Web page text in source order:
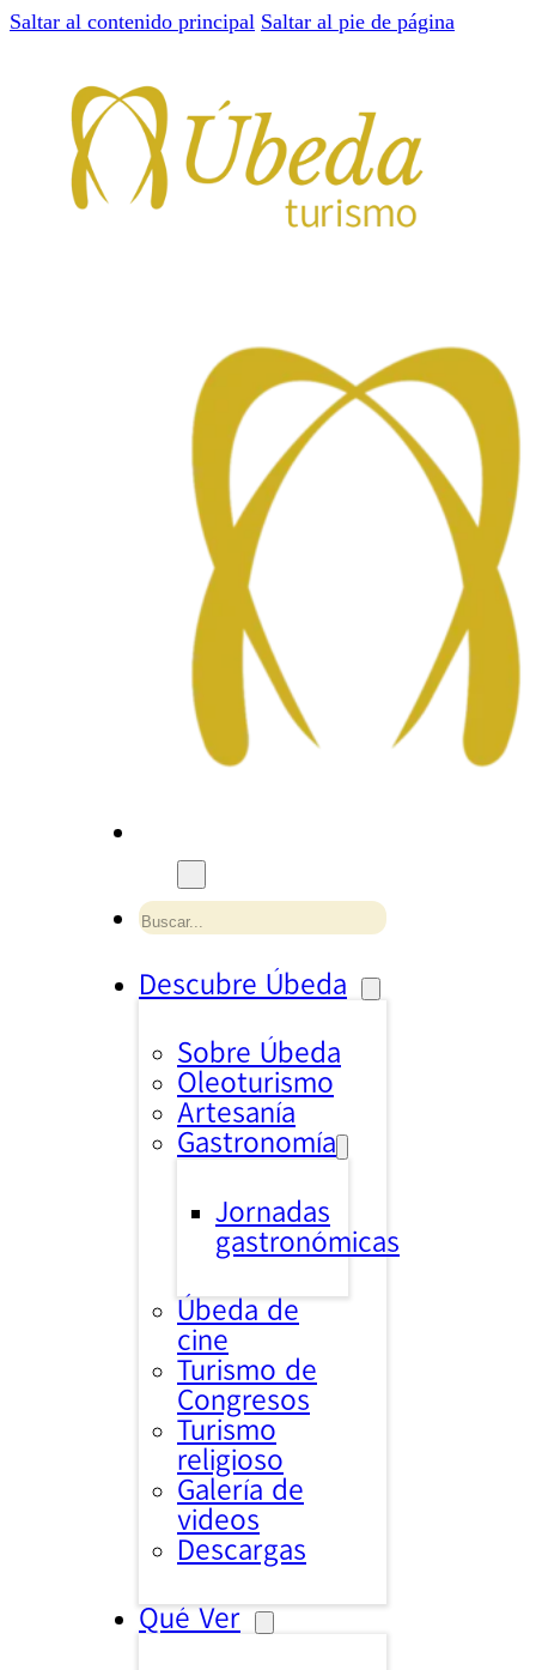
Saltar al contenido principal Saltar al pie de página
Buscar
Descubre Úbeda
Sobre Úbeda
Oleoturismo
Artesanía
Gastronomía
Jornadas
gastronómicas
Úbeda de
cine
Turismo de
Congresos
Turismo
religioso
Galería de
videos
Descargas
Qué Ver